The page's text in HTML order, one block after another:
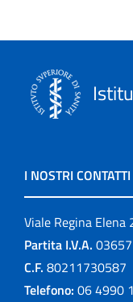
I NOSTRI CONTATTI
Viale Regina
Partita I.V.A.
C.F. 80211730587
Telefono: 06 4990 1